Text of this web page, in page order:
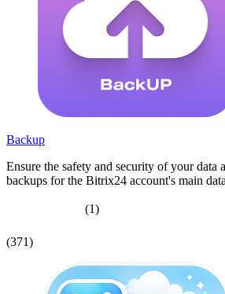
Backup
Ensure the safety and security of your data
backups for the Bitrix24 account's main
(1)
(371)